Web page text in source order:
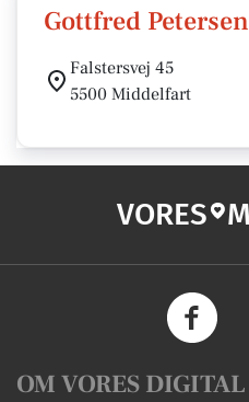
Gottfred
Falstersvej 45
5500 Middelfart
VORES
OM VORES DIGITAL